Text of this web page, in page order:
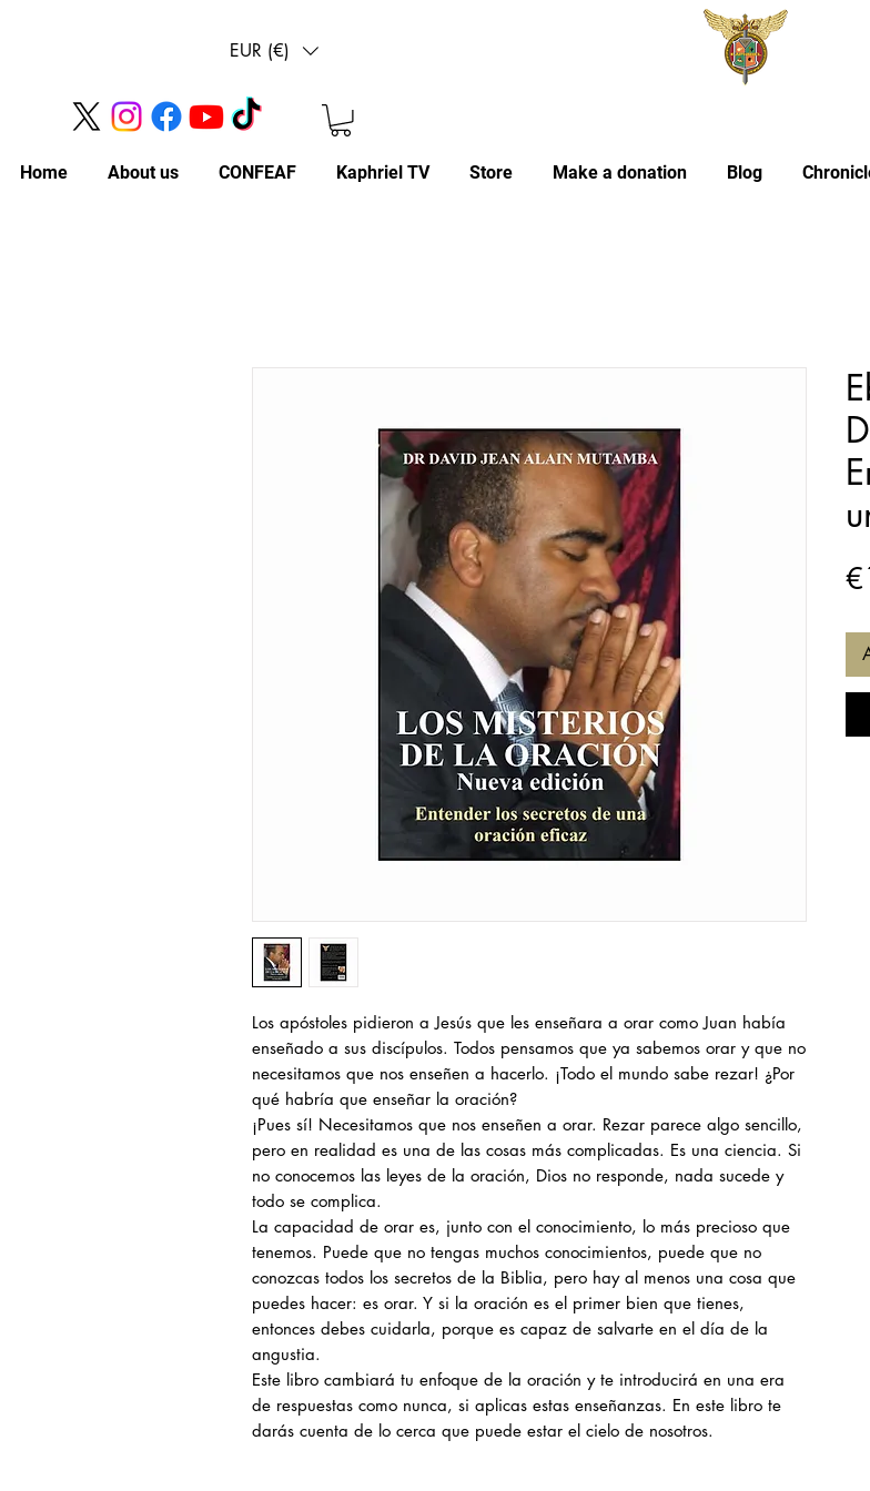
EUR (€)
Home About us CONFEAF Kaphriel TV Store Make a donation Blog
Los apóstoles pidieron a Jesús que les enseñara a orar como Juan había
enseñado a sus discípulos. Todos pensamos que ya sabemos orar y que no
necesitamos que nos enseñen a hacerlo. ¡Todo el mundo sabe rezar! ¿Por
qué habría que enseñar la oración?
¡Pues sí! Necesitamos que nos enseñen a orar. Rezar parece algo sencillo,
pero en realidad es una de las cosas más complicadas. Es una ciencia. Si
no conocemos las leyes de la oración, Dios no responde, nada sucede y
todo se complica.
La capacidad de orar es, junto con el conocimiento, lo más precioso que
tenemos. Puede que no tengas muchos conocimientos, puede que no
conozcas todos los secretos de la Biblia, pero hay al menos una cosa que
puedes hacer: es orar. Y si la oración es el primer bien que tienes,
entonces debes cuidarla, porque es capaz de salvarte en el día de la
angustia.
Este libro cambiará tu enfoque de la oración y te introducirá en una era
de respuestas como nunca, si aplicas estas enseñanzas. En este libro te
darás cuenta de lo cerca que puede estar el cielo de nosotros.